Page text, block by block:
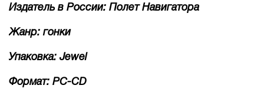
Издатель в России: Полет Навигатора
Жанр: гонки
Упаковка: Jewel
Формат: PC-CD